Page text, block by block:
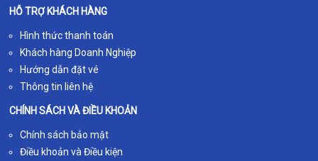
HỖ TRỢ KHÁCH HÀNG
Hình thức thanh toán
Khách hàng Doanh Nghiệp
Hướng dẫn đặt vé
Thông tin liên hệ
CHÍNH SÁCH VÀ ĐIỀU KHOẢN
Chính sách bảo mật
Điều khoản và Điều kiện